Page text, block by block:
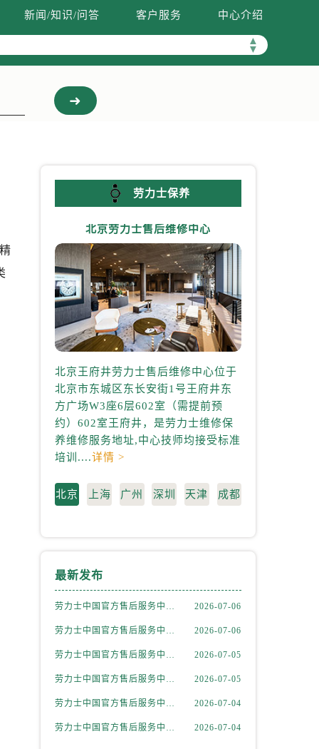
新闻/知识/问答 客户服务 中心介绍
▲
▼
劳力士保养
北京劳力士售后维修中心
北京王府井劳力士售后维修中心位于
北京市东城区东长安街1号王府井东
方广场W3座6层602室（需提前预
约）602室王府井，是劳力士维修保
养维修服务地址,中心技师均接受标准
培训....详情 >
北京 上海 广州 深圳 天津 成都
最新发布
劳力士中国官方售后服务中心｜详细官方热线及维修地址权威信息通知（2026年7月最新） 2026-07-06
劳力士中国官方售后服务中心｜详细地址及售后服务电话权威信息通知（2026年7月最新） 2026-07-06
劳力士中国官方售后服务中心｜最新热线和详细网点地址权威信息通告（2026年7月最新） 2026-07-05
劳力士中国官方售后服务中心｜官方电话和完整维修地址权威信息通知（2026年7月最新） 2026-07-05
劳力士中国官方售后服务中心｜最新电话和详细维修地址权威信息通告（2026年7月最新） 2026-07-04
劳力士中国官方售后服务中心｜最新网点地址及电话权威信息声明（2026年7月最新） 2026-07-04